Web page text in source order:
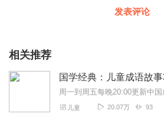
发表评论
相关推荐
国学经典：儿童成语故事
儿童 20.07万 93